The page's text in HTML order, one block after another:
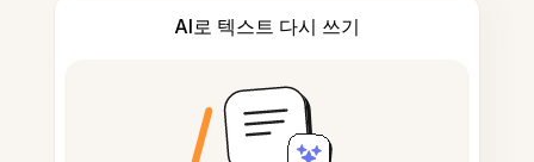
AI로 텍스트 다시 쓰기